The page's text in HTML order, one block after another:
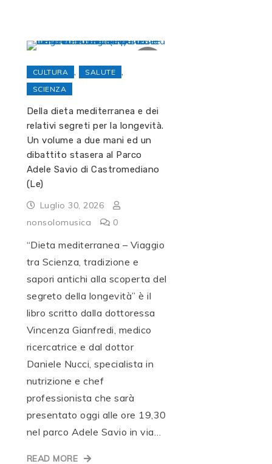
CULTURA SALUTE
SCIENZA
Della dieta mediterranea e dei
relativi segreti per la longevità.
Un volume a due mani ed un
dibattito stasera al Parco
Adele Savio di Castromediano
(Le)
Luglio 30, 2026
nonsolomusica
0
“Dieta mediterranea – Viaggio
tra Scienza, tradizione e
sapori antichi alla scoperta del
segreto della longevità” è il
libro scritto dalla dottoressa
Vincenza Gianfredi, medico
ricercatrice e dal dottor
Daniele Nucci, specialista in
nutrizione e chef
professionista che sarà
presentato oggi alle ore 19,30
nel parco Adele Savio in via…
READ MORE